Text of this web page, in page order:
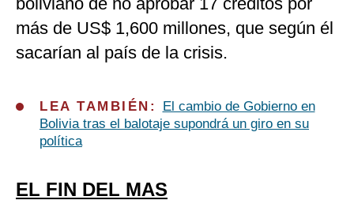
más de US$ 1,600 millones, que según él
sacarían al país de la crisis.
LEA TAMBIÉN:
El cambio de Gobierno en
Bolivia tras el balotaje supondrá un giro en su
política
EL FIN DEL MAS